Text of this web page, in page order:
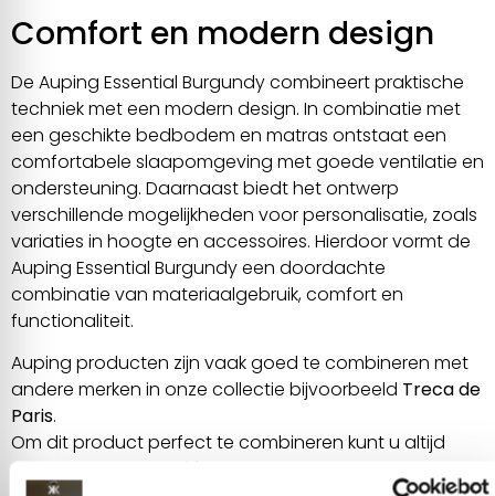
Comfort en modern design
De Auping Essential Burgundy combineert praktische
techniek met een modern design. In combinatie met
een geschikte bedbodem en matras ontstaat een
comfortabele slaapomgeving met goede ventilatie en
ondersteuning. Daarnaast biedt het ontwerp
verschillende mogelijkheden voor personalisatie, zoals
variaties in hoogte en accessoires. Hierdoor vormt de
Auping Essential Burgundy een doordachte
combinatie van materiaalgebruik, comfort en
functionaliteit.
Auping producten zijn vaak goed te combineren met
andere merken in onze collectie bijvoorbeeld Treca de
Paris.
Om dit product perfect te combineren kunt u altijd
advies vragen aan één van onze